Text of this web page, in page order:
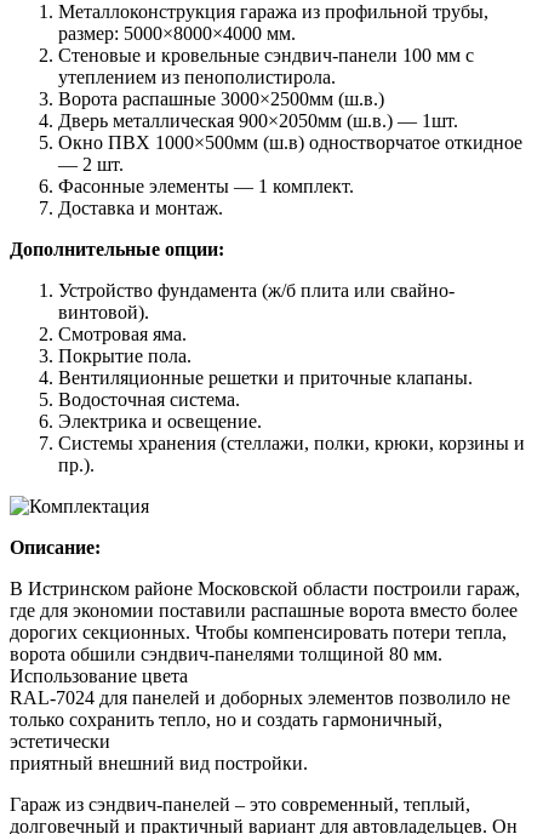
Металлоконструкция гаража из профильной трубы,
размер: 5000×8000×4000 мм.
Стеновые и кровельные сэндвич-панели 100 мм с
утеплением из пенополистирола.
Ворота распашные 3000×2500мм (ш.в.)
Дверь металлическая 900×2050мм (ш.в.) — 1шт.
Окно ПВХ 1000×500мм (ш.в) одностворчатое откидное
— 2 шт.
Фасонные элементы — 1 комплект.
Доставка и монтаж.
Дополнительные опции:
Устройство фундамента (ж/б плита или свайно-
винтовой).
Смотровая яма.
Покрытие пола.
Вентиляционные решетки и приточные клапаны.
Водосточная система.
Электрика и освещение.
Системы хранения (стеллажи, полки, крюки, корзины и
пр.).
Описание:
В Истринском районе Московской области построили гараж,
где для экономии поставили распашные ворота вместо более
дорогих секционных. Чтобы компенсировать потери тепла,
ворота обшили сэндвич-панелями толщиной 80 мм.
Использование цвета
RAL-7024 для панелей и доборных элементов позволило не
только сохранить тепло, но и создать гармоничный,
эстетически
приятный внешний вид постройки.
Гараж из сэндвич-панелей – это современный, теплый,
долговечный и практичный вариант для автовладельцев. Он